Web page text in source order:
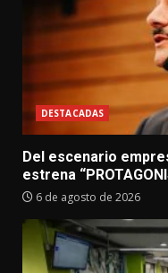
DESTACADAS
Del escenario
estrena
6 de agosto de 2026